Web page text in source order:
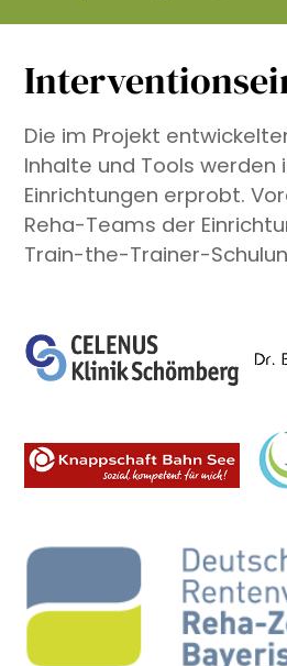
Die im Projekt
Inhalte und Tools werden
Einrichtungen erprobt.
Reha-Teams der
Train-the-Trainer-